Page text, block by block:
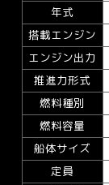
年式
搭載エンジン
エンジン出力
推進力形式
燃料種別
燃料容量
船体サイズ
定員